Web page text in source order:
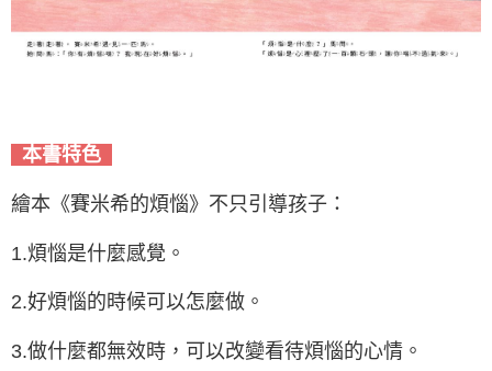
本書特色
繪本《賽米希的煩惱》不只引導孩子：
1.煩惱是什麼感覺。
2.好煩惱的時候可以怎麼做。
3.做什麼都無效時，可以改變看待煩惱的心情。